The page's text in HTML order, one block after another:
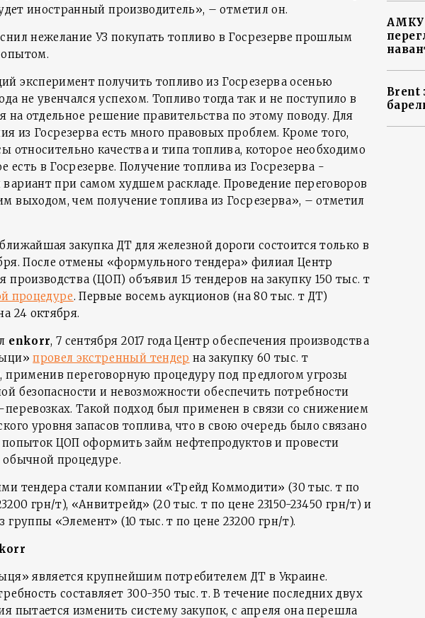
иностранный производитель», – отметил он.
нежелание УЗ покупать топливо в Госрезерве прошлым
эксперимент получить топливо из Госрезерва осенью
не увенчался успехом. Топливо тогда так и не поступило в
на отдельное решение правительства по этому поводу. Для
из Госрезерва есть много правовых проблем. Кроме того,
относительно качества и типа топлива, которое необходимо
есть в Госрезерве. Получение топлива из Госрезерва -
при самом худшем раскладе. Проведение переговоров
выходом, чем получение топлива из Госрезерва», – отметил
закупка ДТ для железной дороги состоится только в
После отмены «формульного тендера» филиал Центр
производства (ЦОП) объявил 15 тендеров на закупку 150 тыс. т
процедуре. Первые восемь аукционов (на 80 тыс. т ДТ)
24 октября.
enkorr, 7 сентября 2017 года Центр обеспечения производства
провел экстренный тендер на закупку 60 тыс. т
применив переговорную процедуру под предлогом угрозы
безопасности и невозможности обеспечить потребности
Такой подход был применен в связи со снижением
уровня запасов топлива, что в свою очередь было связано
ЦОП оформить займ нефтепродуктов и провести
процедуре.
тендера стали компании «Трейд Коммодити» (30 тыс. т по
грн/т), «Анвитрейд» (20 тыс. т по цене 23150-23450 грн/т) и
группы «Элемент» (10 тыс. т по цене 23200 грн/т).
является крупнейшим потребителем ДТ в Украине.
составляет 300-350 тыс. т. В течение последних двух
пытается изменить систему закупок, с апреля она перешла
АМКУ
Brent